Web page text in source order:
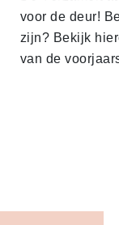
voor de deur!
zijn? Bekijk
van de